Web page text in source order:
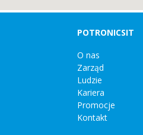
POTRONICSIT
O nas
Zarząd
Ludzie
Kariera
Promocje
Kontakt